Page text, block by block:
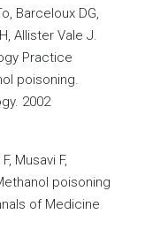
Barceloux DG,
Allister Vale J.
Practice
poisoning.
2002
Musavi F,
poisoning
of Medicine